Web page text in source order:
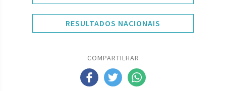
RESULTADOS NACIONAIS
COMPARTILHAR